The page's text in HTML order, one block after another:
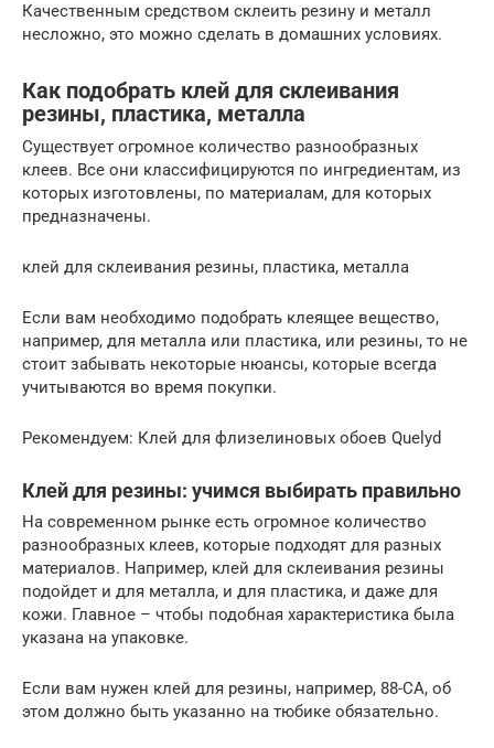
Качественным средством склеить резину и металл
несложно, это можно сделать в домашних условиях.
Как подобрать клей для склеивания
резины, пластика, металла
Существует огромное количество разнообразных
клеев. Все они классифицируются по ингредиентам, из
которых изготовлены, по материалам, для которых
предназначены.
клей для склеивания резины, пластика, металла
Если вам необходимо подобрать клеящее вещество,
например, для металла или пластика, или резины, то не
стоит забывать некоторые нюансы, которые всегда
учитываются во время покупки.
Рекомендуем: Клей для флизелиновых обоев Quelyd
Клей для резины: учимся выбирать правильно
На современном рынке есть огромное количество
разнообразных клеев, которые подходят для разных
материалов. Например, клей для склеивания резины
подойдет и для металла, и для пластика, и даже для
кожи. Главное – чтобы подобная характеристика была
указана на упаковке.
Если вам нужен клей для резины, например, 88-СА, об
этом должно быть указанно на тюбике обязательно.